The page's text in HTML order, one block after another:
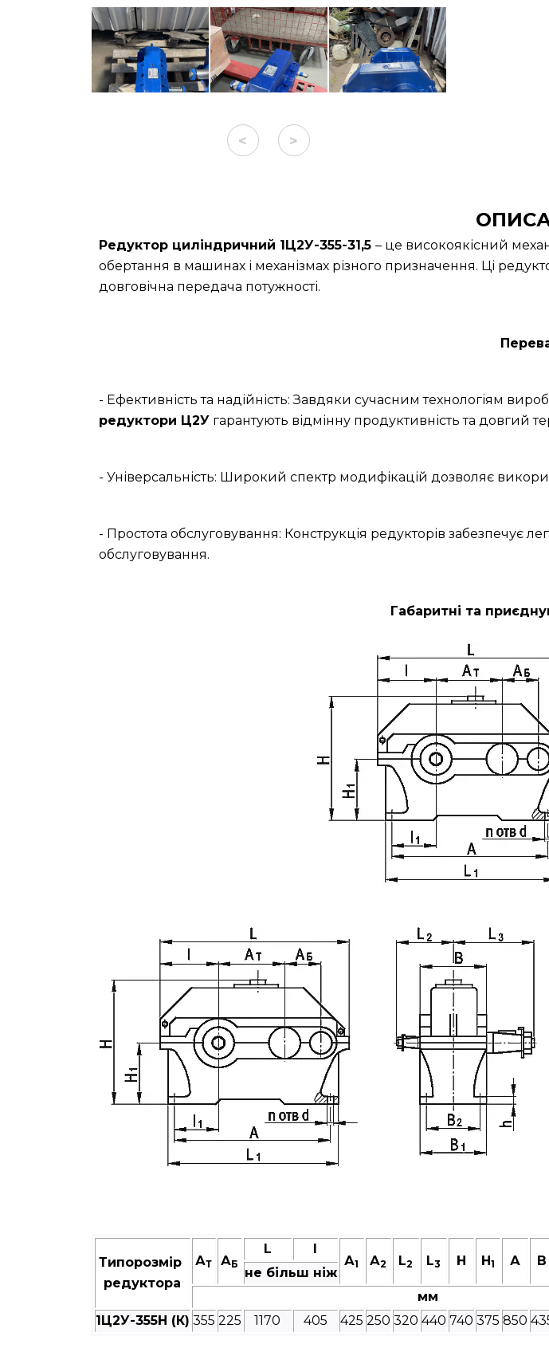
< >
Редуктор циліндричний 1Ц2У-355-31,5 – це високоякісний
обертання в машинах і механізмах різного призначення. Ці
довговічна передача потужності.
- Ефективність та надійність: Завдяки сучасним технологіям
редуктори Ц2Угарантують відмінну продуктивність та довгий
- Універсальність: Широкий спектр модифікацій дозволяє
- Простота обслуговування: Конструкція редукторів забезпечує
обслуговування.
Габаритні та
Типорозмір
редуктора
АТ АБ
L
А1 А2 L2 L3 Н H 1 А В
не більш ніж
мм
1Ц2У-355Н (К) 355 225 1170 405 425 250 320 440 740 375 850